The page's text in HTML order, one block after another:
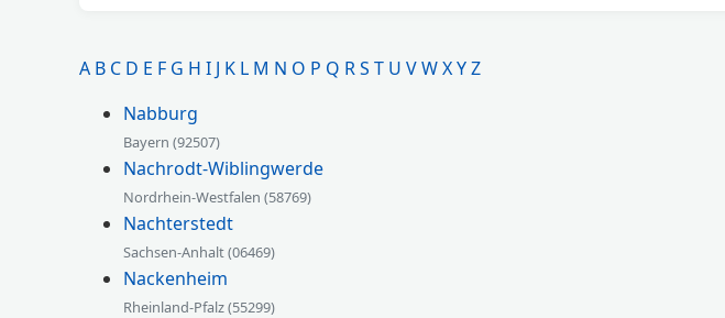
A B C D E F G H I J K L M N O P Q RS T U VWXYZ
Nabburg
Bayern (92507)
Nachrodt-Wiblingwerde
Nordrhein-Westfalen (58769)
Nachterstedt
Sachsen-Anhalt (06469)
Nackenheim
Rheinland-Pfalz (55299)